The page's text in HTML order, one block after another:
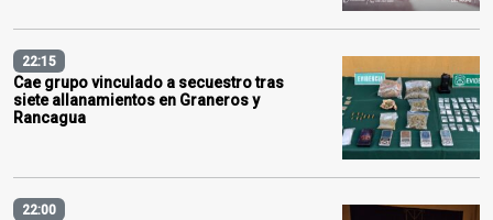
22:15
Cae grupo vinculado a secuestro tras
siete allanamientos en Graneros y
Rancagua
22:00